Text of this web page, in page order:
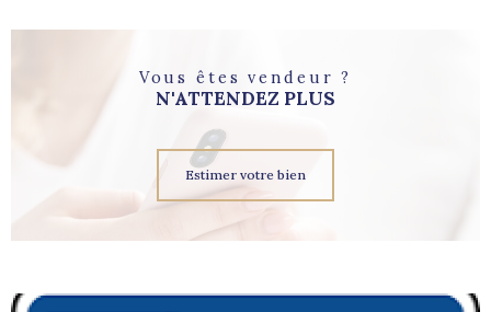
Vous êtes vendeur ?
N'ATTENDEZ PLUS
Estimer votre bien